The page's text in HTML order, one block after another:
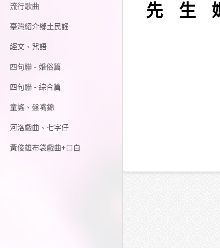
流行歌曲
臺灣紹介鄉土民謠
經文、咒語
四句聯 - 婚俗篇
四句聯 - 綜合篇
童謠、盤嘴錦
河洛戲曲、七字仔
黃俊雄布袋戲曲+口白
先 生